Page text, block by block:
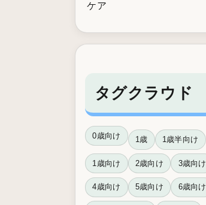
ケア
タグクラウド
0歳向け 1歳 1歳半向け
1歳向け 2歳向け 3歳向け
4歳向け 5歳向け 6歳向け